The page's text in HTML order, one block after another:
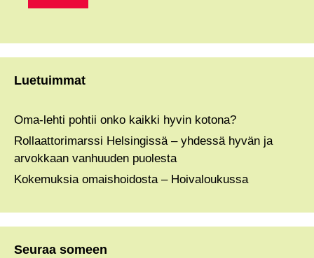
Luetuimmat
Oma-lehti pohtii onko kaikki hyvin kotona?
Rollaattorimarssi Helsingissä – yhdessä hyvän ja
arvokkaan vanhuuden puolesta
Kokemuksia omaishoidosta – Hoivaloukussa
Seuraa someen